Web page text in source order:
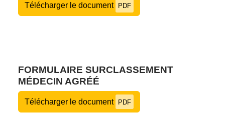
Télécharger le document PDF
FORMULAIRE SURCLASSEMENT
MÉDECIN AGRÉÉ
Télécharger le document PDF